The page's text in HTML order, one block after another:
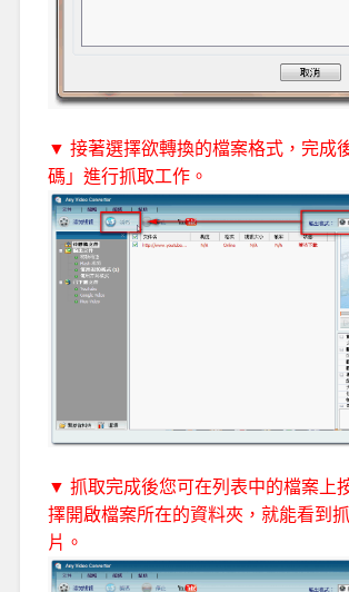
▼ 接著選擇欲轉換的檔案格式，完成
碼」進行抓取工作。
▼ 抓取完成後您可在列表中的檔案上
擇開啟檔案所在的資料夾，就能看到
片。